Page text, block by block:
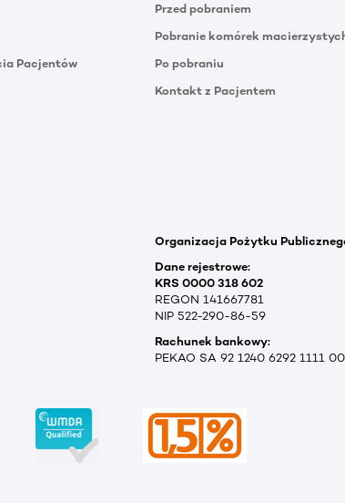
Pacjentów
Przed pobraniem
Pobranie komórek
Po pobraniu
Kontakt z Pacjentem
Organizacja Pożytku
Dane rejestrowe:
KRS 0000 318 602
REGON 141667781
NIP 522-290-86-59
Rachunek bankowy:
PEKAO SA 92 1240 6292 1111